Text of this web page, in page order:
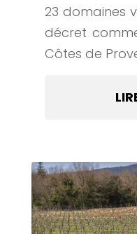
23 domaines
décret
Côtes de